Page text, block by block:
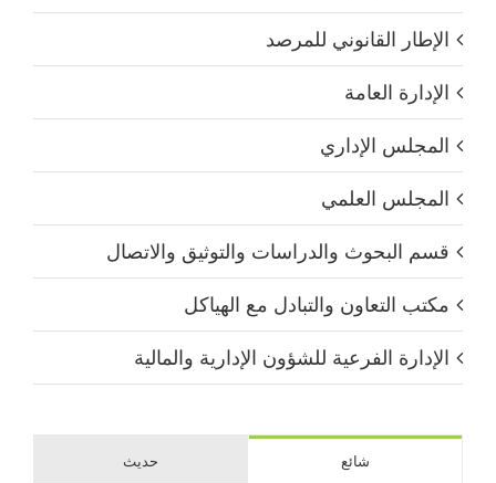
الإطار القانوني للمرصد
الإدارة العامة
المجلس الإداري
المجلس العلمي
قسم البحوث والدراسات والتوثيق والاتصال
مكتب التعاون والتبادل مع الهياكل
الإدارة الفرعية للشؤون الإدارية والمالية
شائع حديث